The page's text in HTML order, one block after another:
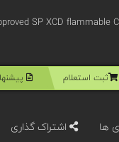
SP XCD flammable
ثبت استعلام
ها اشتراک گذاری